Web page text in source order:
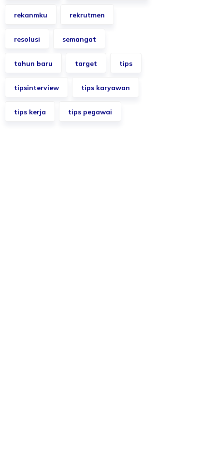
rekanmku rekrutmen
resolusi semangat
tahun baru target tips
tipsinterview tips karyawan
tips kerja tips pegawai